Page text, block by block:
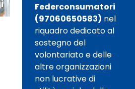
Federconsumatori
(97060650583) nel
riquadro dedicato al
sostegno del
volontariato e delle
altre organizzazioni
non lucrative di